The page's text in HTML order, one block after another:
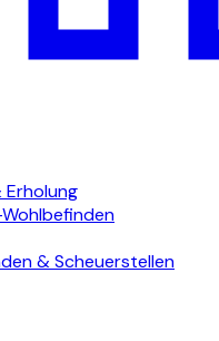
Erholung
& Scheuerstellen